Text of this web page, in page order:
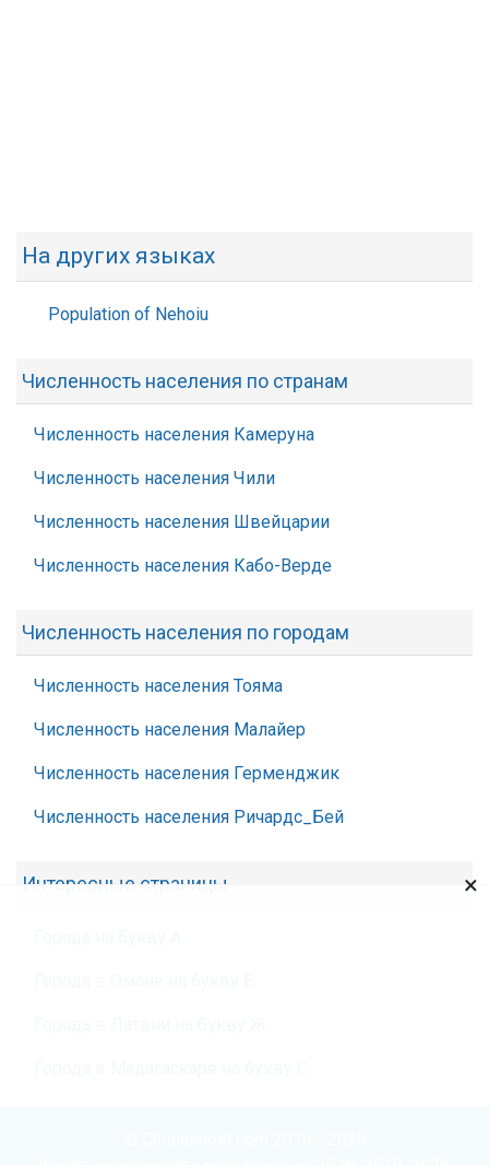
На других языках
Population of Nehoiu
Численность населения по странам
Численность населения Камеруна
Численность населения Чили
Численность населения Швейцарии
Численность населения Кабо-Верде
Численность населения по городам
Численность населения Тояма
Численность населения Малайер
Численность населения Герменджик
Численность населения Ричардс_Бей
Интересные страницы ×